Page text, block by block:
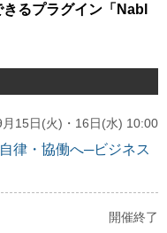
るプラグイン「Nabl
15日(火)・16日(水) 10:00
律・協働へ─ビジネス
開催終了